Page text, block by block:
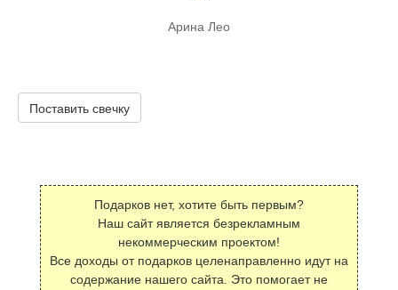
Арина Лео
Поставить свечку
Подарков нет, хотите быть первым?
Наш сайт является безрекламным
некоммерческим проектом!
Все доходы от подарков целенаправленно идут на
содержание нашего сайта. Это помогает не